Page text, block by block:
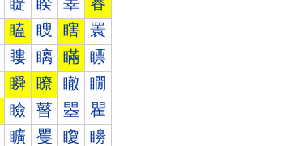
瞌 瞍 瞎 瞏
瞜 瞝 瞞 瞟
瞬 瞭 瞮 瞯
瞼 瞽 瞾 瞿
矌 矍 矎 矏